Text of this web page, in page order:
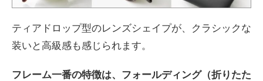
ティアドロップ型のレンズシェイプが、クラシックな
装いと高級感も感じられます。
フレーム一番の特徴は、フォールディング（折りたた